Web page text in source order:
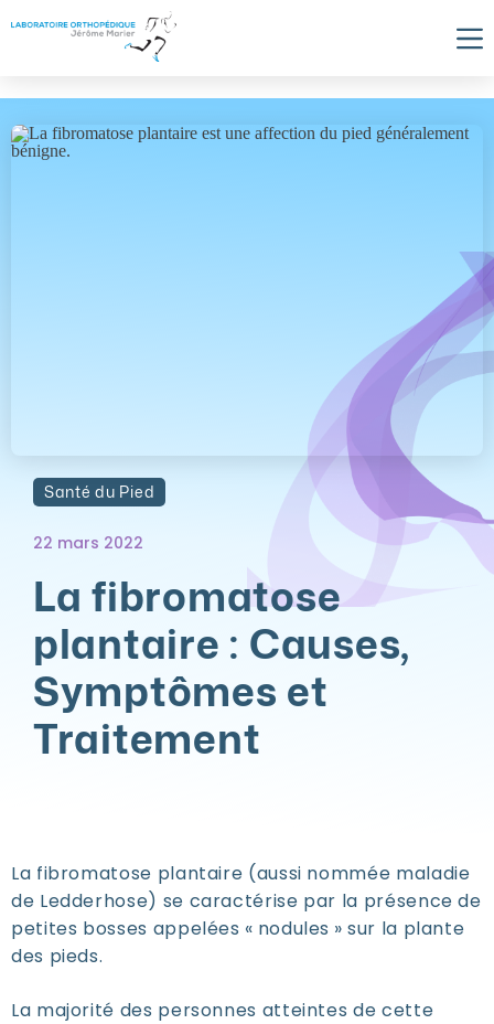
to
Santé du Pied
22 mars 2022
La fibromatose
plantaire : Causes,
Symptômes et
Traitement
La fibromatose plantaire (aussi nommée maladie
de Ledderhose) se caractérise par la présence de
petites bosses appelées « nodules » sur la plante
des pieds.
La majorité des personnes atteintes de cette